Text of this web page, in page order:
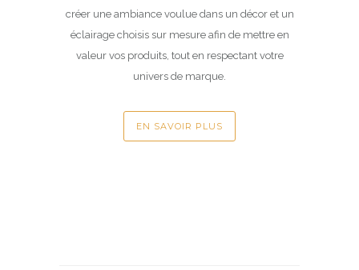
créer une ambiance voulue dans un décor et un
éclairage choisis sur mesure afin de mettre en
valeur vos produits, tout en respectant votre
univers de marque.
EN SAVOIR PLUS